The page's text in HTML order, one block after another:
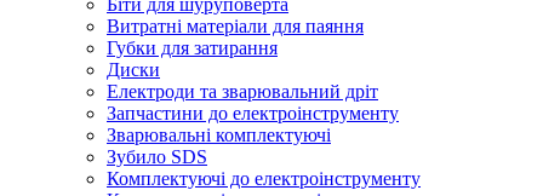
Біти для шуруповерта
Витратні матеріали для паяння
Губки для затирання
Диски
Електроди та зварювальний дріт
Запчастини до електроінструменту
Зварювальні комплектуючі
Зубило SDS
Комплектуючі до електроінструменту